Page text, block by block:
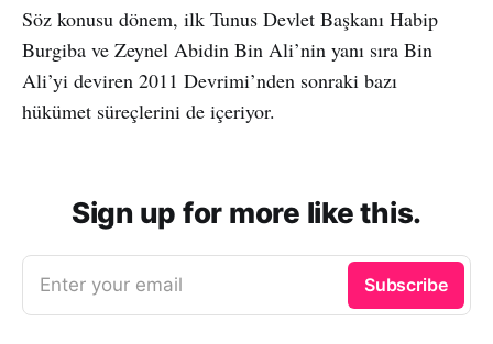
Söz konusu dönem, ilk Tunus Devlet Başkanı Habip
Burgiba ve Zeynel Abidin Bin Ali’nin yanı sıra Bin
Ali’yi deviren 2011 Devrimi’nden sonraki bazı
hükümet süreçlerini de içeriyor.
Sign up for more like this.
Enter your email Subscribe